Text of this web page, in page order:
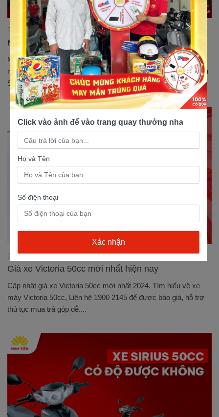
Mua trả góp Shark 50cc 0% lãi suất
27/09/2024 15:16:11
Mua trả góp Shark 50cc 0% lãi suất tại Nam Tiến. Tìm hiểu
ngay về giá xe Shark 50cc bao nhiêu, ưu điểm và cách sở hữu
Shark 50cc trả góp không lãi suất....
Giá xe Victoria 50cc mới nhất hiện nay
26/09/2024 16:44:06
Cập nhật giá xe Victoria 50cc mới nhất 2024. Tìm hiểu về xe
máy Victoria 50cc, Liên hệ 1900 2145 để được báo giá, hỗ trợ
thủ tục mua trả góp dễ....
Click vào ảnh để vào trang quay thưởng nha
Họ và Tên
Số điện thoại